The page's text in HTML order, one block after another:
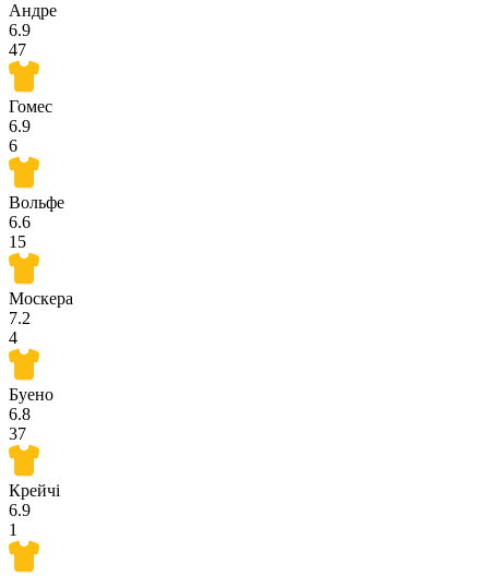
Андре
6.9
47
Гомес
6.9
6
Вольфе
6.6
15
Москера
7.2
4
Буено
6.8
37
Крейчі
6.9
1